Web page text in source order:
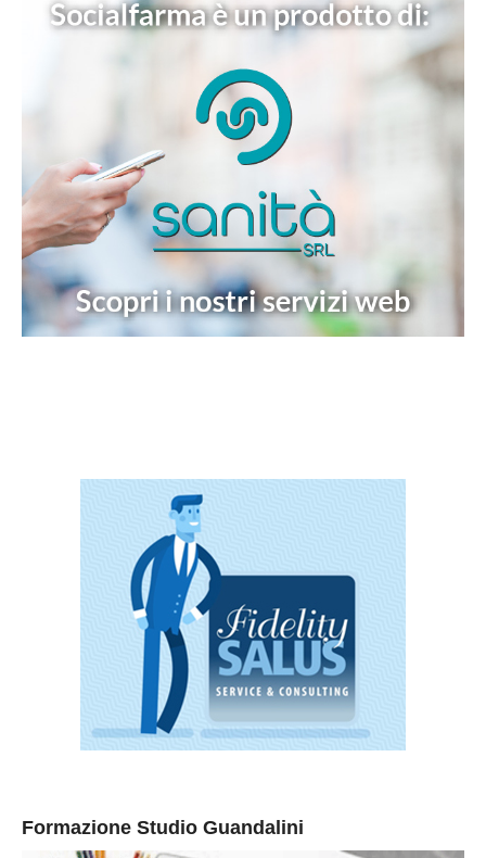
Formazione Studio Guandalini